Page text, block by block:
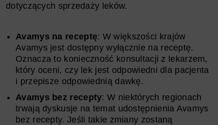
dotyczących sprzedaży leków.
Avamys na receptę: W większości krajów
Avamys jest dostępny wyłącznie na receptę.
Oznacza to konieczność konsultacji z lekarzem,
który oceni, czy lek jest odpowiedni dla pacjenta
i przepisze odpowiednią dawkę.
Avamys bez recepty: W niektórych regionach
trwają dyskusje na temat udostępnienia Avamys
bez recepty. Jeśli takie zmiany zostaną